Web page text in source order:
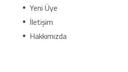
Yeni Üye
İletişim
Hakkımızda